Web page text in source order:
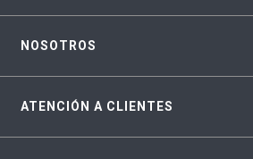
NOSOTROS
ATENCIÓN A CLIENTES